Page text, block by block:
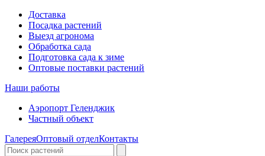
Доставка
Посадка растений
Выезд агронома
Обработка сада
Подготовка сада к зиме
Оптовые поставки растений
Наши работы
Аэропорт Геленджик
Частный объект
ГалереяОптовый отделКонтакты